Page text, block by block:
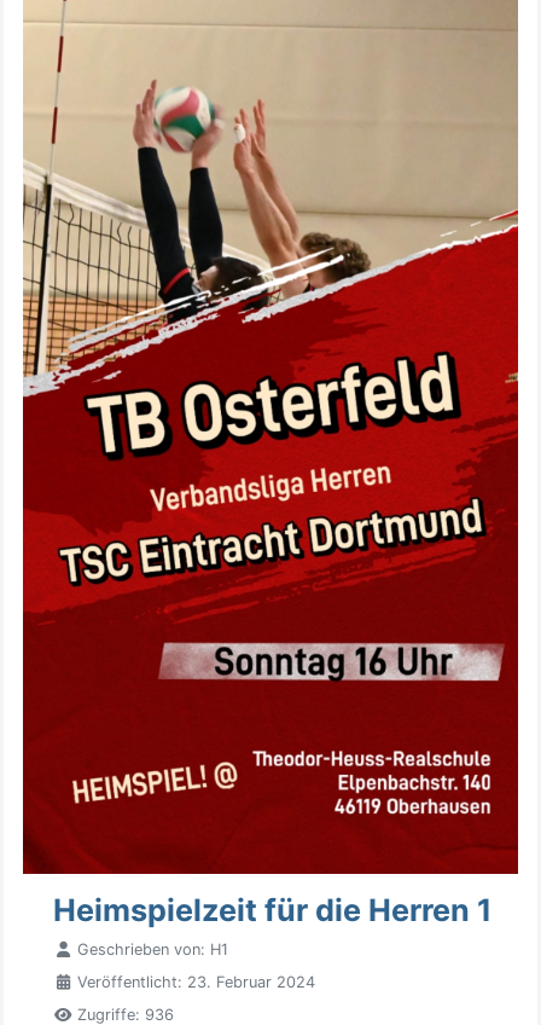
Heimspielzeit für die Herren 1
Geschrieben von: H1
Veröffentlicht: 23. Februar 2024
Zugriffe: 936